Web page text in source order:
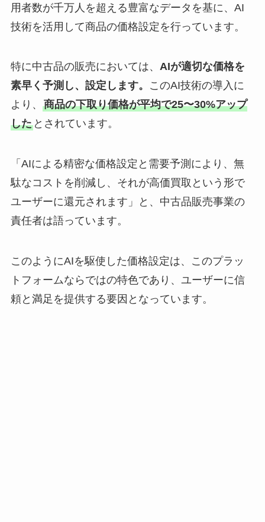
用者数が千万人を超える豊富なデータを基に、AI
技術を活用して商品の価格設定を行っています。
特に中古品の販売においては、 AIが適切な価格を
素早く予測し、設定します。
このAI技術の導入に
より、 商品の下取り価格が平均で25〜30%アップ
したとされています。
「AIによる精密な価格設定と需要予測により、無
駄なコストを削減し、それが高価買取という形で
ユーザーに還元されます」と、中古品販売事業の
責任者は語っています。
このようにAIを駆使した価格設定は、このプラッ
トフォームならではの特色であり、ユーザーに信
頼と満足を提供する要因となっています。